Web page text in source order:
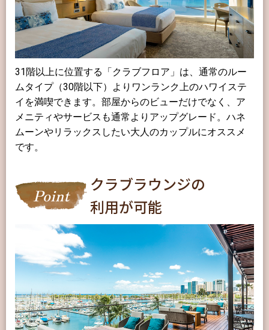
31階以上に位置する「クラブフロア」は、通常のルー
ムタイプ（30階以下）よりワンランク上のハワイステ
イを満喫できます。部屋からのビューだけでなく、ア
メニティやサービスも通常よりアップグレード。ハネ
ムーンやリラックスしたい大人のカップルにオススメ
です。
Point
クラブラウンジの
利用が可能